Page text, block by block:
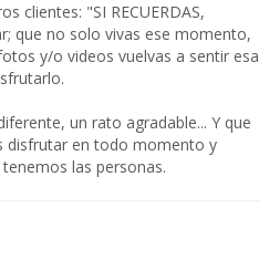
clientes: "SI RECUERDAS,
que no solo vivas ese momento,
y/o videos vuelvas a sentir esa
un rato agradable... Y que
disfrutar en todo momento y
las personas.